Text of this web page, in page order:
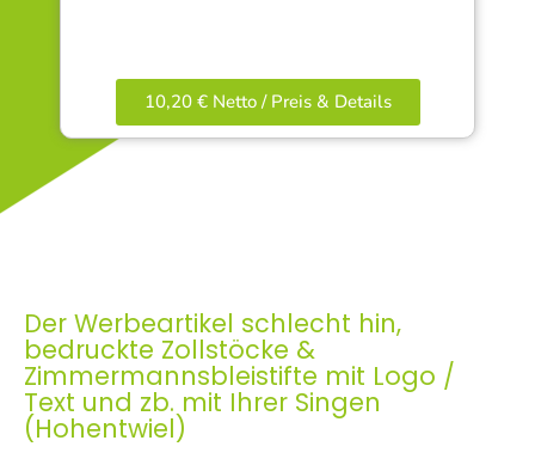
10,20 € Netto / Preis & Details
Der Werbeartikel schlecht hin,
bedruckte Zollstöcke &
Zimmermannsbleistifte mit Logo /
Text und zb. mit Ihrer Singen
(Hohentwiel)